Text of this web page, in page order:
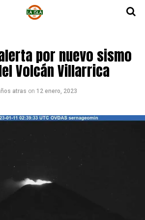
por nuevo sismo
Volcán Villarrica
atras on 12 enero, 2023